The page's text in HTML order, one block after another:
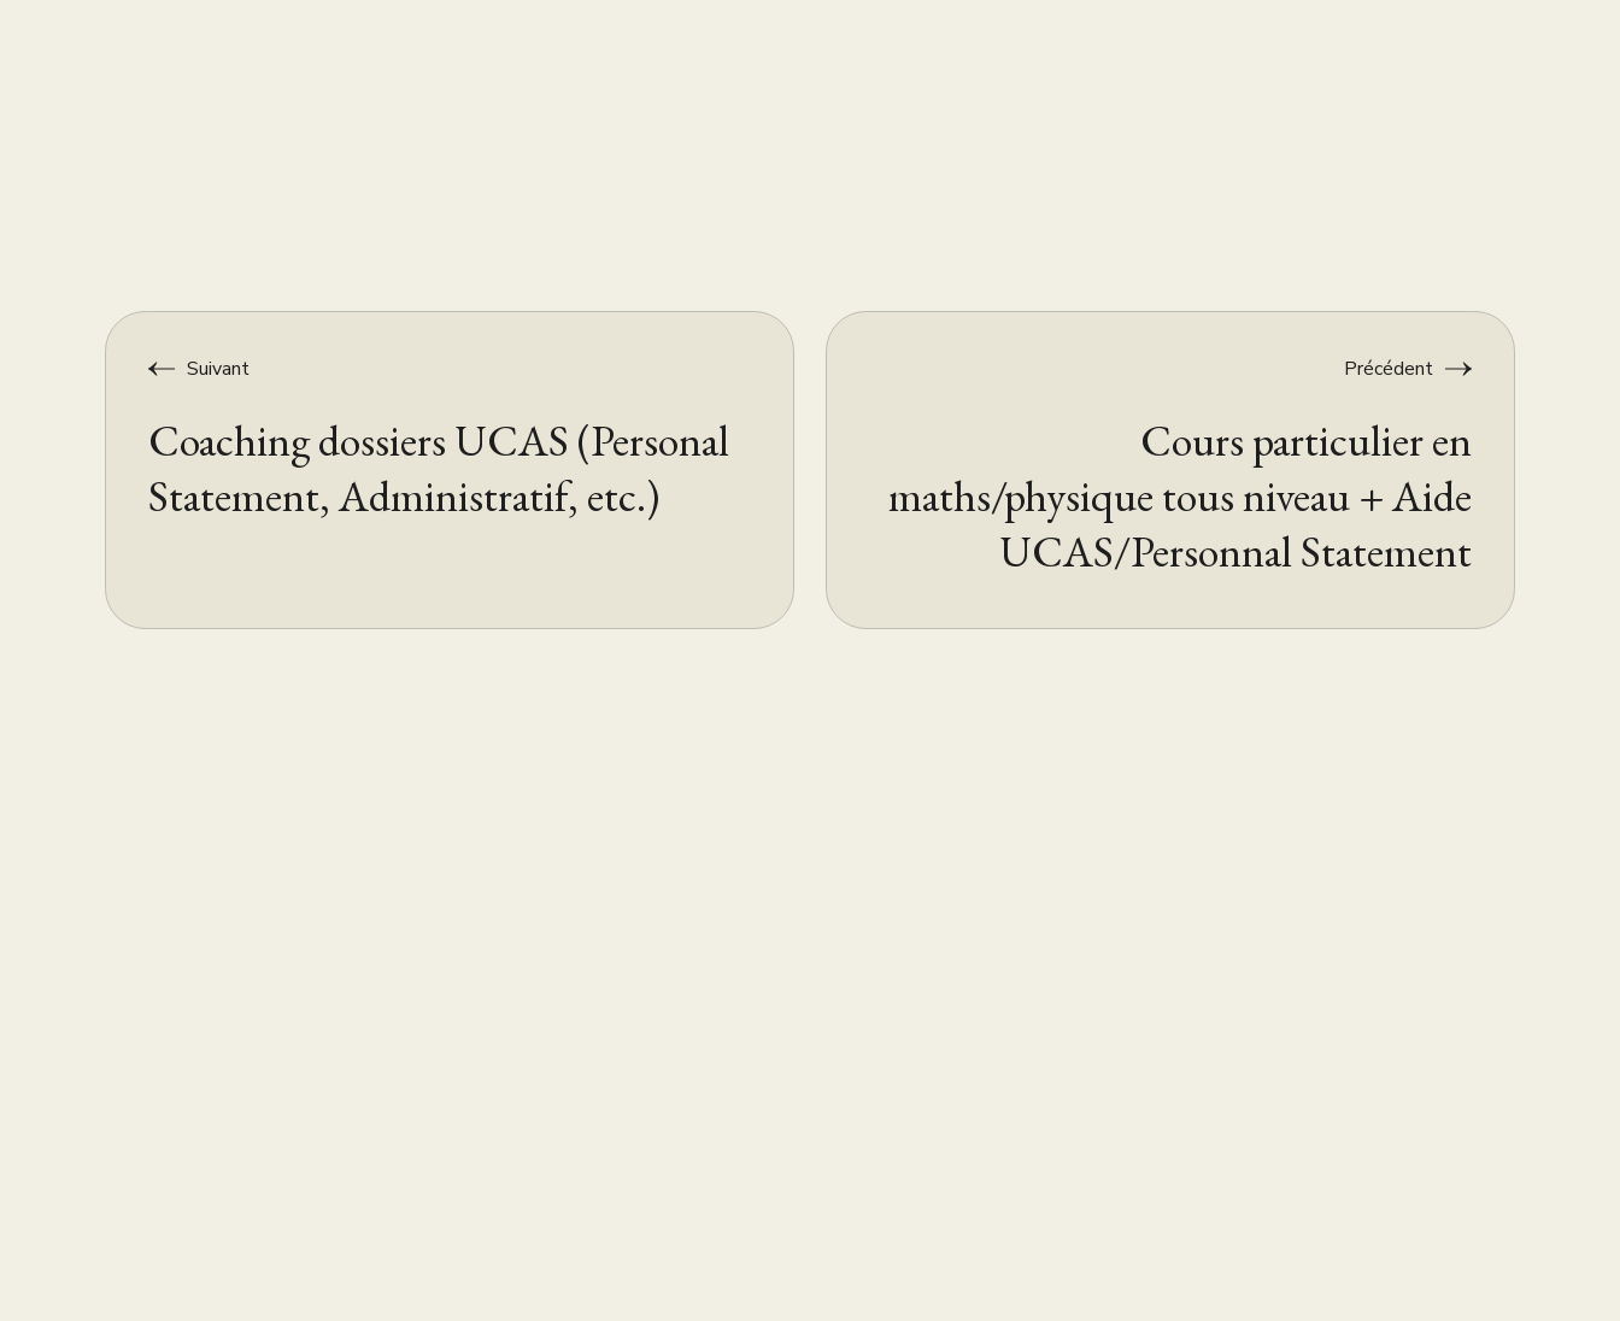
Suivant
Coaching dossiers UCAS (Personal
Statement, Administratif, etc.)
Précédent
Cours particulier en
maths/physique tous niveau + Aide
UCAS/Personnal Statement